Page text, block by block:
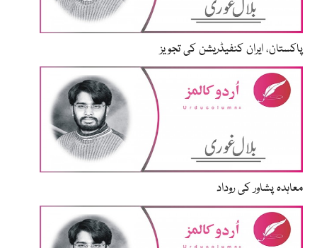
پاکستان، ایران کنفیڈریشن کی تجویز
معاہدہ پشاور کی روداد